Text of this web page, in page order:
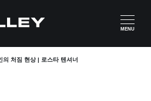
MENU
의 처짐 현상 | 로스타 텐셔너